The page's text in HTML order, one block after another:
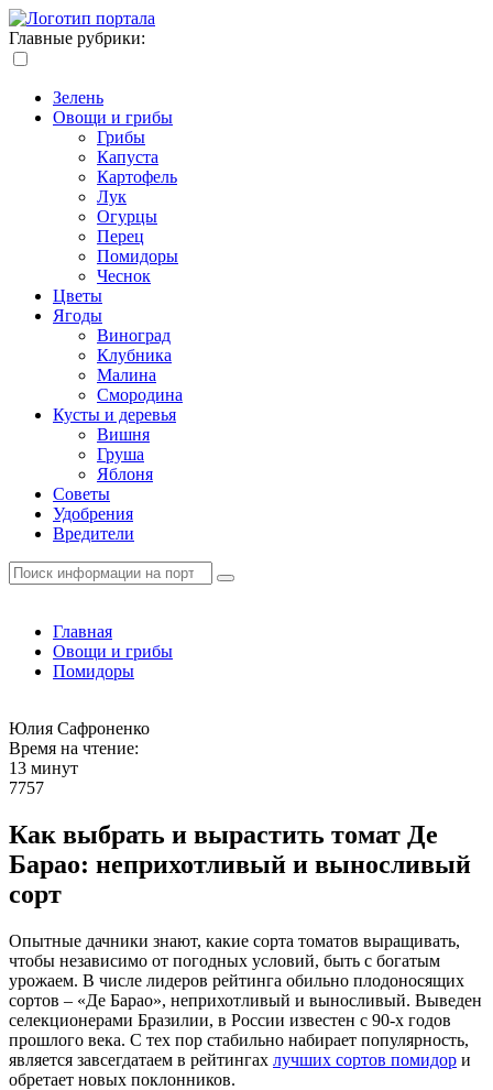
Главные рубрики:
Зелень
Овощи и грибы
Грибы
Капуста
Картофель
Лук
Огурцы
Перец
Помидоры
Чеснок
Цветы
Ягоды
Виноград
Клубника
Малина
Смородина
Кусты и деревья
Вишня
Груша
Яблоня
Советы
Удобрения
Вредители
Главная
Овощи и грибы
Помидоры
Юлия Сафроненко
Время на чтение:
13 минут
7757
Как выбрать и вырастить томат Де
Барао: неприхотливый и выносливый
сорт
Опытные дачники знают, какие сорта томатов выращивать,
чтобы независимо от погодных условий, быть с богатым
урожаем. В числе лидеров рейтинга обильно плодоносящих
сортов – «Де Барао», неприхотливый и выносливый. Выведен
селекционерами Бразилии, в России известен с 90-х годов
прошлого века. С тех пор стабильно набирает популярность,
является завсегдатаем в рейтингах лучших сортов помидор и
обретает новых поклонников.